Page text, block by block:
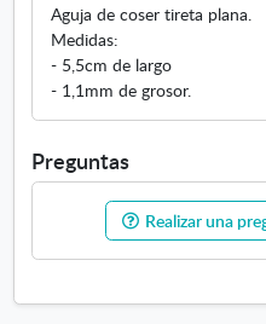
Aguja de coser tireta plana.
Medidas:
- 5,5cm de largo
- 1,1mm de grosor.
Preguntas
Realizar una